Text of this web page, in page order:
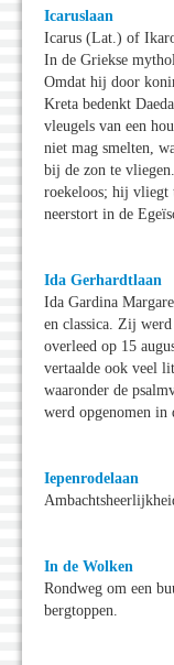
Icaruslaan
Icarus (Lat.) of
In de Griekse
Omdat hij door
Kreta bedenkt
vleugels van een
niet mag smelten,
bij de zon te
roekeloos; hij vliegt
neerstort in de
Ida Gerhardtlaan
Ida Gardina
en classica. Zij
overleed op 15
vertaalde ook veel
waaronder de
werd opgenomen
Iepenrodelaan
In de Wolken
Rondweg om een
bergtoppen.